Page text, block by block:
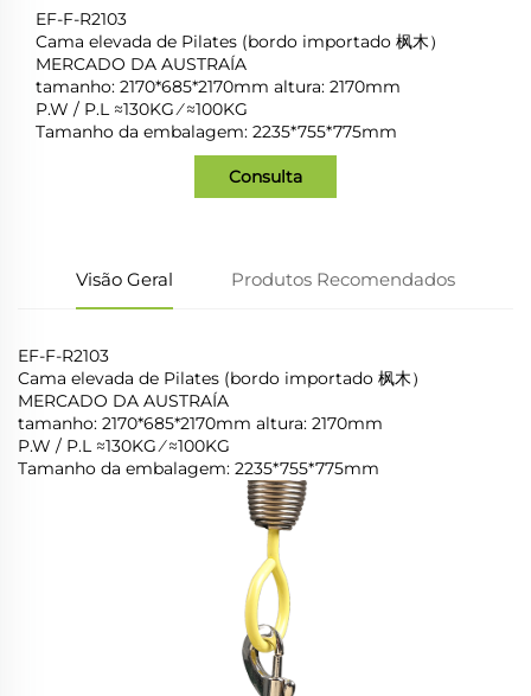
EF-F-R2103
Cama elevada de Pilates (bordo importado 枫木）
MERCADO DA AUSTRAÍA
tamanho: 2170*685*2170mm altura: 2170mm
P.W / P.L ≈130KG⁄ ≈100KG
Tamanho da embalagem: 2235*755*775mm
Consulta
Visão Geral Produtos Recomendados
EF-F-R2103
Cama elevada de Pilates (bordo importado 枫木）
MERCADO DA AUSTRAÍA
tamanho: 2170*685*2170mm altura: 2170mm
P.W / P.L ≈130KG⁄ ≈100KG
Tamanho da embalagem: 2235*755*775mm